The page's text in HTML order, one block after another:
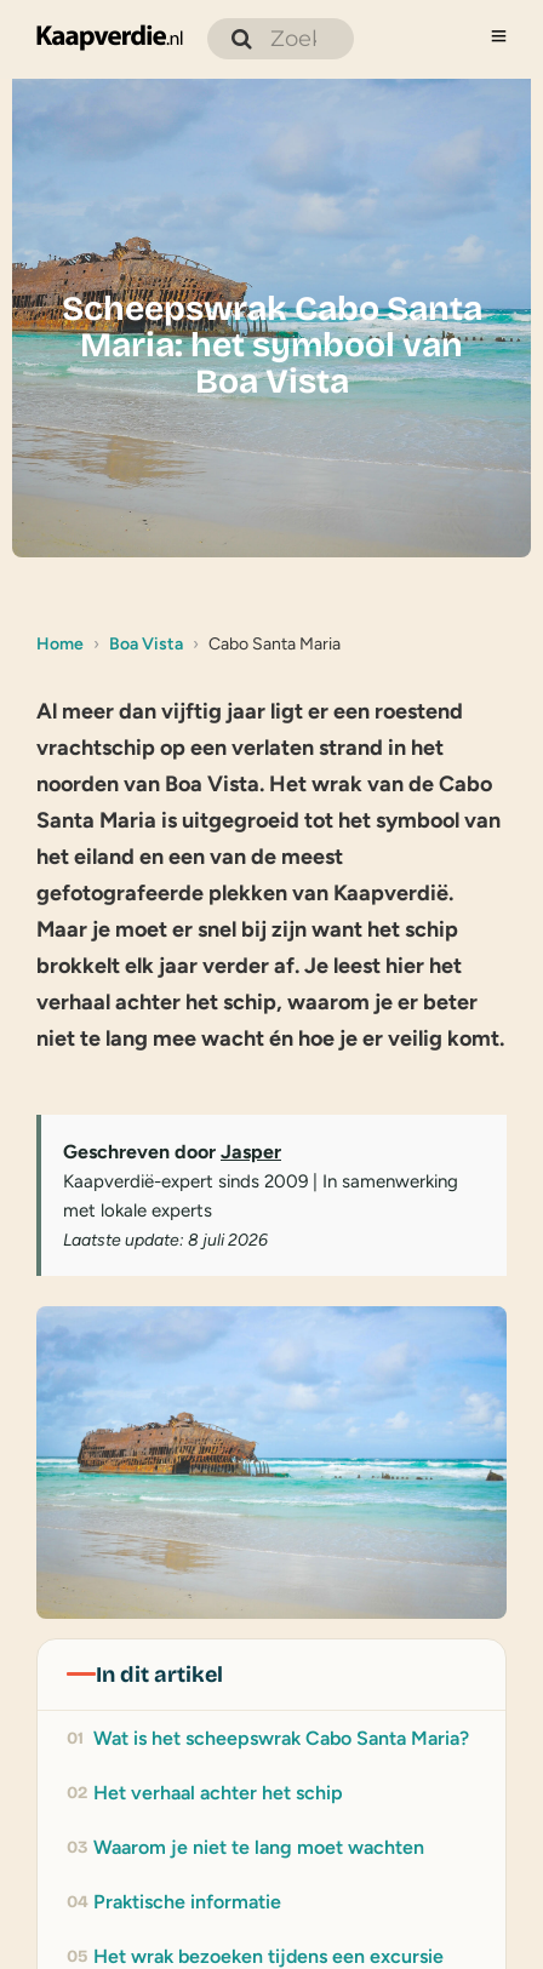
Scheepswrak Cabo Santa
Maria: het symbool van
Boa Vista
Home Boa Vista Cabo Santa Maria
Al meer dan vijftig jaar ligt er een roestend
vrachtschip op een verlaten strand in het
noorden van Boa Vista. Het wrak van de Cabo
Santa Maria is uitgegroeid tot het symbool van
het eiland en een van de meest
gefotografeerde plekken van Kaapverdië.
Maar je moet er snel bij zijn want het schip
brokkelt elk jaar verder af. Je leest hier het
verhaal achter het schip, waarom je er beter
niet te lang mee wacht én hoe je er veilig komt.
Geschreven door Jasper
Kaapverdië-expert sinds 2009 | In samenwerking
met lokale experts
Laatste update: 8 juli 2026
In dit artikel
01 Wat is het scheepswrak Cabo Santa Maria?
02 Het verhaal achter het schip
03 Waarom je niet te lang moet wachten
04 Praktische informatie
05 Het wrak bezoeken tijdens een excursie